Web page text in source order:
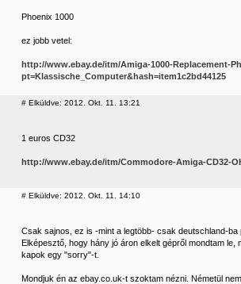
Phoenix 1000
ez jobb vetel:
http://www.ebay.de/itm/Amiga-1000-Replacement-
pt=Klassische_Computer&hash=item1c2bd44125
# Elküldve: 2012. Okt. 11. 13:21
1 euros CD32
http://www.ebay.de/itm/Commodore-Amiga-CD32-
# Elküldve: 2012. Okt. 11. 14:10
Csak sajnos, ez is -mint a legtöbb- csak deutschland-ba
Elképesztő, hogy hány jó áron elkelt gépről mondtam
kapok egy "sorry"-t.
Mondjuk én az ebay.co.uk-t szoktam nézni. Németül